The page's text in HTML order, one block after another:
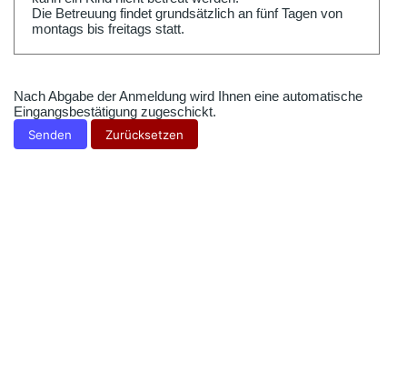
Die Betreuung findet grundsätzlich an fünf Tagen von
montags bis freitags statt.
Nach Abgabe der Anmeldung wird Ihnen eine automatische
Eingangsbestätigung zugeschickt.
Senden
Zurücksetzen